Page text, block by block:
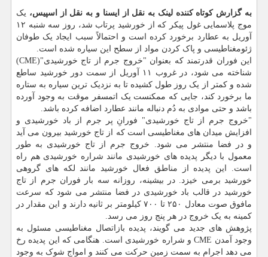
به گزارش کوتاه کننده لینک به نقل از ایسنا و به نقل از اسپیس، یک
موج پلاسمایی غول پیکر که از خورشید پرتاب شد، روز سه شنبه ۱۲
آوریل به عطارد برخورد کرده است و احتمالاً سبب ایجاد یک طوفان
ژئومغناطیسی و پاک کردن مواد از سطح این سیاره شده است.
این فوران قدرتمند که بعنوان "خروج جرم از تاج خورشیدی"(CME)
شناخته می شود، در غروب ۱۱ آوریل از سمت دور خورشید ساطع
شده و کمتر از یک روز طول کشیده تا به نزدیک ترین سیاره به ستاره
ما برخورد کند، جایی که ممکنست یک اتمسفر موقت به وجود آورده
باشد و حتی موادی به دُم دنباله مانند عطارد اضافه کرده باشد.
"خروج جرم از تاج خورشیدی" فورانِ پر جرم از باد خورشیدی و
افزایش میدان های مغناطیسی است که از تاج خورشید بیرون می آید
و در فضا منتشر می شود. خروج جرم از تاج خورشیدی به طور
معمول با دیگر پدیده های خورشیدی مانند شراره خورشیدی هم راه
است. این پدیده از مناطق فعال خورشید مانند لکه های گروهی
خورشید برمی خیزد. در بیشینه، روزانه سه بار فوران جرم از تاج
خورشید در قالب باد خورشیدی در فضا منتشر می شود که سرعت
مافوق صوت معادل ۲۵۰ تا ۷۰۰ کیلومتر بر ثانیه دارند و این مقدار در
کمینه به یک خروج در هر پنج روز می رسد.
پژوهش های جدید می گویند، پدیده بازاتصال مغناطیسی مسئول به
وجود آمدن CME و شراره خورشیدی است. هنگامی که این پدیده رخ
می دهد اجرام به سمت زمین حرکت می کنند و امواج شوک به وجود